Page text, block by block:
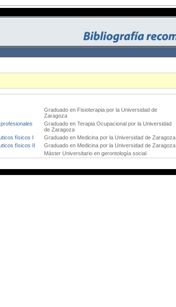
Graduado en Fisioterapia por la Universidad de
Zaragoza
Graduado en Terapia Ocupacional por la Universidad
de Zaragoza
físicos I Graduado en Medicina por la Universidad de Zaragoza
físicos II Graduado en Medicina por la Universidad de Zaragoza
Máster Universitario en gerontología social